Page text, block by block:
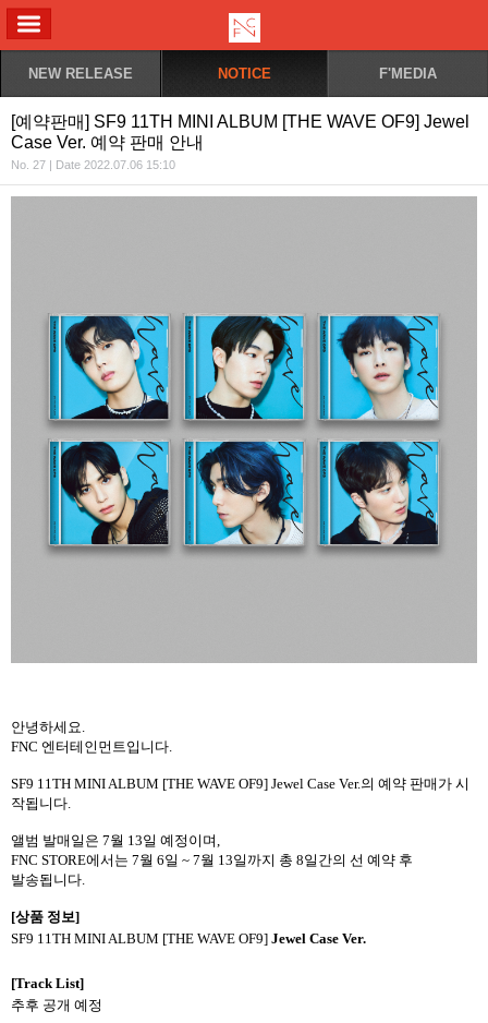
NEW RELEASE NOTICE F'MEDIA
[예약판매] SF9 11TH MINI ALBUM [THE WAVE OF9] Jewel
Case Ver. 예약 판매 안내
No. 27 | Date 2022.07.06 15:10
안녕하세요.
FNC 엔터테인먼트입니다.
SF9 11TH MINI ALBUM [THE WAVE OF9] Jewel Case Ver.의 예약 판매가 시
작됩니다.
앨범 발매일은 7월 13일 예정이며,
FNC STORE에서는 7월 6일 ~ 7월 13일까지 총 8일간의 선 예약 후
발송됩니다.
[상품 정보]
SF9 11TH MINI ALBUM [THE WAVE OF9] Jewel Case Ver.
[Track List]
추후 공개 예정